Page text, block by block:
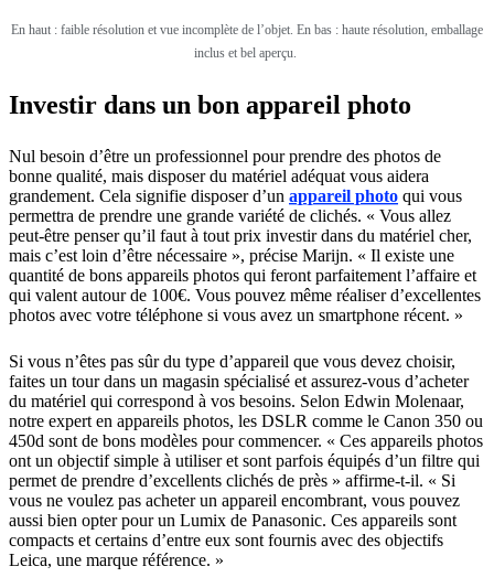
En haut : faible résolution et vue incomplète de l’objet. En bas : haute résolution, emballage
inclus et bel aperçu.
Investir dans un bon appareil photo
Nul besoin d’être un professionnel pour prendre des photos de
bonne qualité, mais disposer du matériel adéquat vous aidera
grandement. Cela signifie disposer d’un appareil photo qui vous
permettra de prendre une grande variété de clichés. « Vous allez
peut-être penser qu’il faut à tout prix investir dans du matériel cher,
mais c’est loin d’être nécessaire », précise Marijn. « Il existe une
quantité de bons appareils photos qui feront parfaitement l’affaire et
qui valent autour de 100€. Vous pouvez même réaliser d’excellentes
photos avec votre téléphone si vous avez un smartphone récent. »
Si vous n’êtes pas sûr du type d’appareil que vous devez choisir,
faites un tour dans un magasin spécialisé et assurez-vous d’acheter
du matériel qui correspond à vos besoins. Selon Edwin Molenaar,
notre expert en appareils photos, les DSLR comme le Canon 350 ou
450d sont de bons modèles pour commencer. « Ces appareils photos
ont un objectif simple à utiliser et sont parfois équipés d’un filtre qui
permet de prendre d’excellents clichés de près » affirme-t-il. « Si
vous ne voulez pas acheter un appareil encombrant, vous pouvez
aussi bien opter pour un Lumix de Panasonic. Ces appareils sont
compacts et certains d’entre eux sont fournis avec des objectifs
Leica, une marque référence. »